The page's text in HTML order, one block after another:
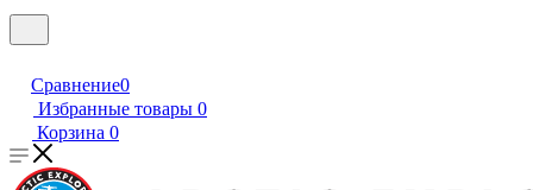
Сравнение0
Избранные товары 0
Корзина 0